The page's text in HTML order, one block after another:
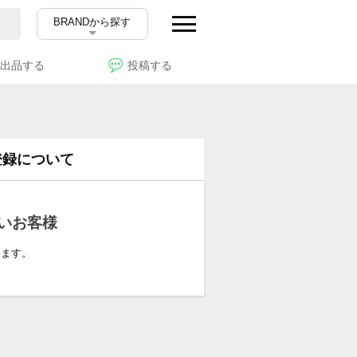
BRANDから探す
出品する 投稿する
について
お客様
す。